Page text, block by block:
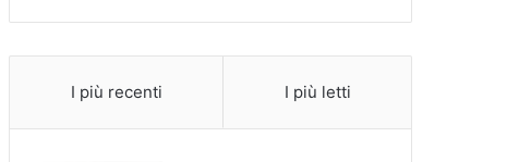
I più recenti I più letti